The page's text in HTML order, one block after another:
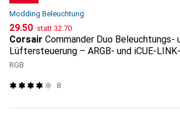
Modding Beleuchtung
CHF
29.50 statt CHF
32.70
Corsair Commander Duo Beleuchtungs-
Lüftersteuerung – ARGB- und iCUE-
RGB
8